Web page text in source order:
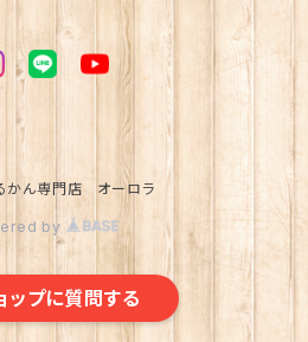
かん専門店 オーロラ
by
ップに質問する